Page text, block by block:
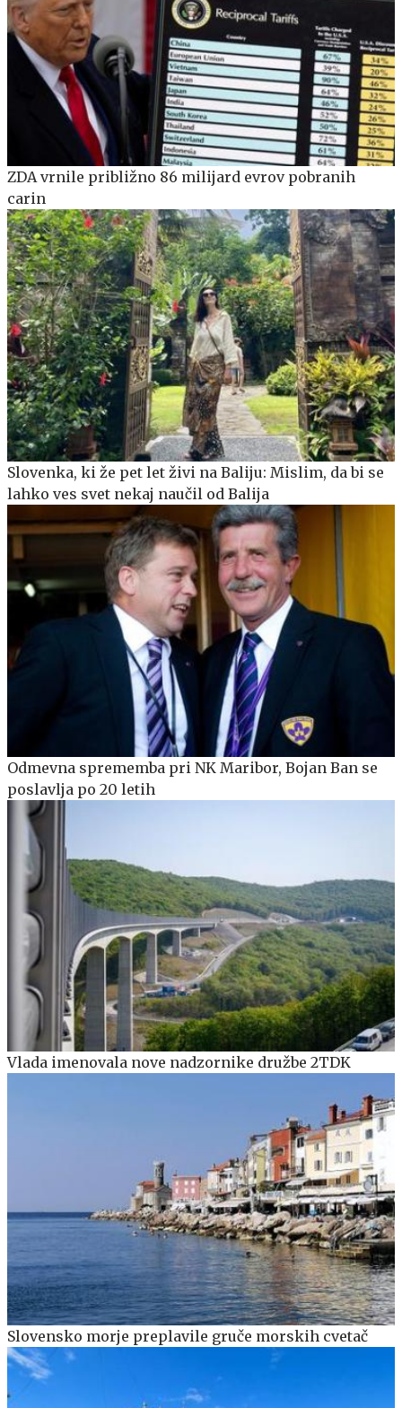
ZDA vrnile približno 86 milijard evrov pobranih
carin
Slovenka, ki že pet let živi na Baliju: Mislim, da bi se
lahko ves svet nekaj naučil od Balija
Odmevna sprememba pri NK Maribor, Bojan Ban se
poslavlja po 20 letih
Vlada imenovala nove nadzornike družbe 2TDK
Slovensko morje preplavile gruče morskih cvetač